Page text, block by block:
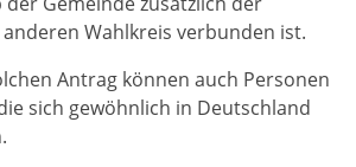
Wahlkreis verbunden ist.
Antrag können auch Personen
sich gewöhnlich in Deutschland